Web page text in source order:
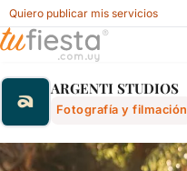
Quiero publicar mis servicios
ARGENTI STUDIOS
Fotografía y filmación